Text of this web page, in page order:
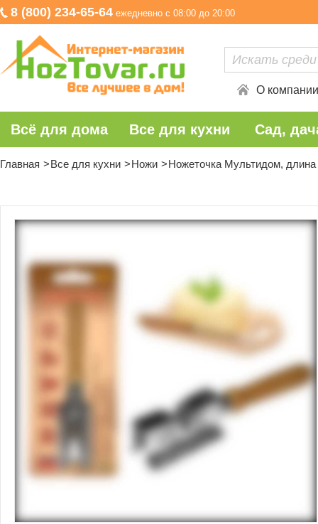
8 (800) 234-65-64 ежедневно с 08:00 до 20:00
О компании
Всё для дома Все для кухни Сад,
Главная Все для кухни Ножи Ножеточка Мультидом,